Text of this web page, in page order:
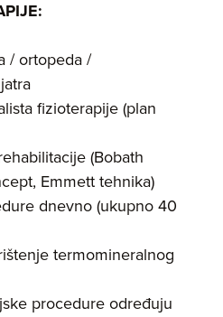
/ ortopeda /
fizioterapije (plan
(Bobath
Emmett tehnika)
dnevno (ukupno 40
termomineralnog
procedure određuju